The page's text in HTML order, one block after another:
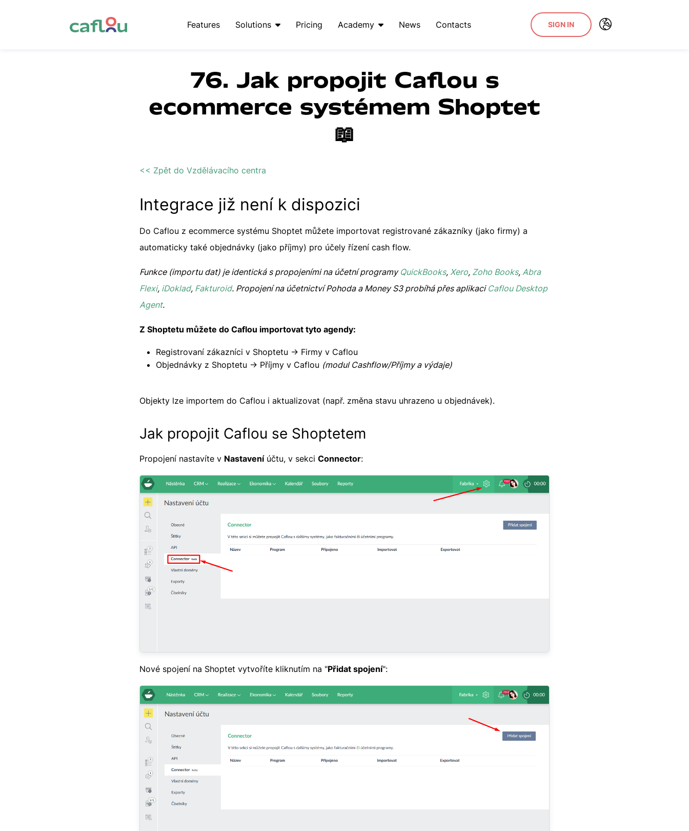
Features Solutions Pricing Academy News Contacts SIGN IN
76. Jak propojit Caflou s
ecommerce systémem Shoptet
📖
<< Zpět do Vzdělávacího centra
Integrace již není k dispozici
Do Caflou z ecommerce systému Shoptet můžete importovat registrované zákazníky (jako firmy) a
automaticky také objednávky (jako příjmy) pro účely řízení cash flow.
Funkce (importu dat) je identická s propojeními na účetní programy QuickBooks, Xero, Zoho Books, Abra
Flexi, iDoklad, Fakturoid. Propojení na účetnictví Pohoda a Money S3 probíhá přes aplikaci Caflou Desktop
Agent.
Z Shoptetu můžete do Caflou importovat tyto agendy:
Registrovaní zákazníci v Shoptetu -> Firmy v Caflou
Objednávky z Shoptetu -> Příjmy v Caflou (modul Cashflow/Příjmy a výdaje)
Objekty lze importem do Caflou i aktualizovat (např. změna stavu uhrazeno u objednávek).
Jak propojit Caflou se Shoptetem
Propojení nastavíte v Nastaveníúčtu, v sekci Connector:
Nové spojení na Shoptet vytvoříte kliknutím na "Přidat spojení":